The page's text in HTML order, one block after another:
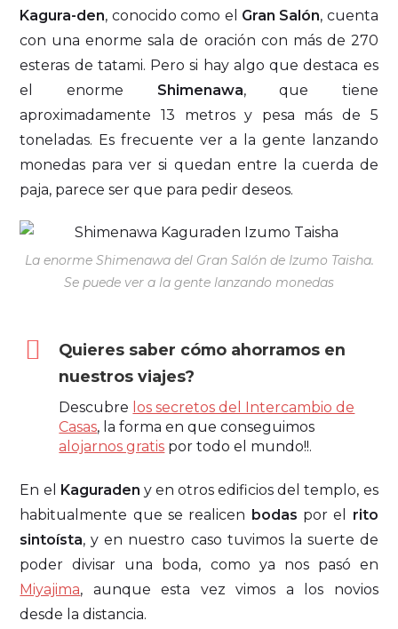
Kagura-den, conocido como el Gran Salón, cuenta
con una enorme sala de oración con más de 270
esteras de tatami. Pero si hay algo que destaca es
el enorme Shimenawa, que tiene
aproximadamente 13 metros y pesa más de 5
toneladas. Es frecuente ver a la gente lanzando
monedas para ver si quedan entre la cuerda de
paja, parece ser que para pedir deseos.
La enorme Shimenawa del Gran Salón de Izumo Taisha.
Se puede ver a la gente lanzando monedas
Quieres saber cómo ahorramos en
nuestros viajes?
Descubre los secretos del Intercambio de
Casas, la forma en que conseguimos
alojarnos gratis por todo el mundo!!.
En el Kaguraden y en otros edificios del templo, es
habitualmente que se realicen bodas por el rito
sintoísta, y en nuestro caso tuvimos la suerte de
poder divisar una boda, como ya nos pasó en
Miyajima, aunque esta vez vimos a los novios
desde la distancia.